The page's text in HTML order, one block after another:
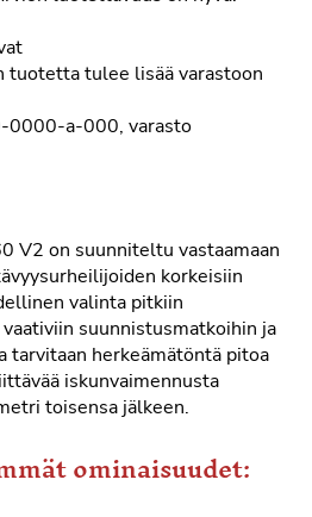
tuotetta tulee lisää varastoon
0000-a-000, varasto
V2 on suunniteltu vastaamaan
korkeisiin
valinta pitkiin
suunnistusmatkoihin ja
tarvitaan herkeämätöntä pitoa
iskunvaimennusta
toisensa jälkeen.
ominaisuudet: